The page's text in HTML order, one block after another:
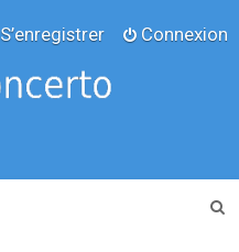
Connexion
S’enregistrer